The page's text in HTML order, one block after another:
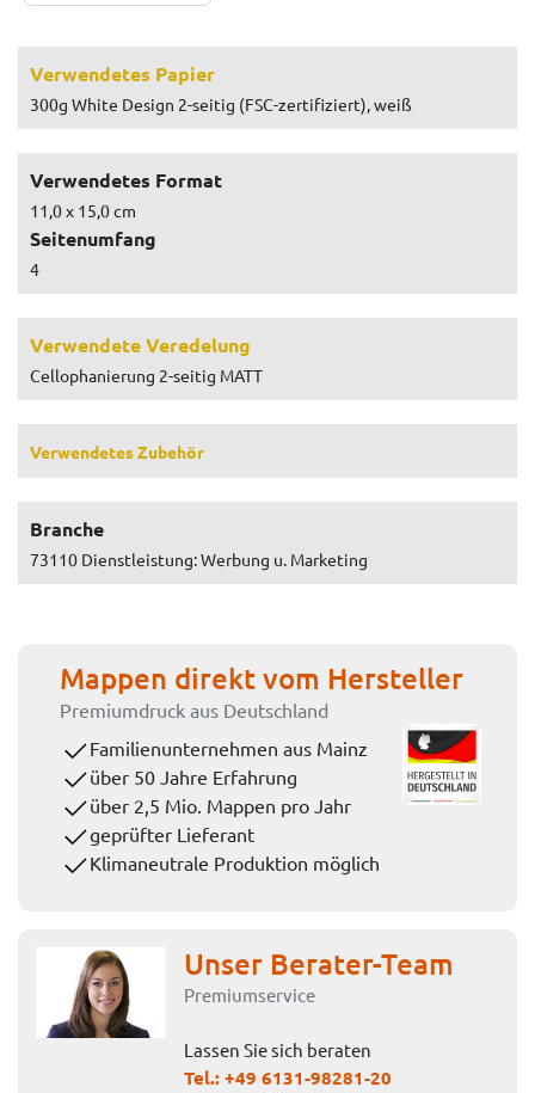
Verwendetes Papier
300g White Design 2-seitig (FSC-zertifiziert), weiß
Verwendetes Format
11,0 x 15,0 cm
Seitenumfang
4
Verwendete Veredelung
Cellophanierung 2-seitig MATT
Verwendetes Zubehör
Branche
73110 Dienstleistung: Werbung u. Marketing
Mappen direkt vom Hersteller
Premiumdruck aus Deutschland
Familienunternehmen aus Mainz
über 50 Jahre Erfahrung
über 2,5 Mio. Mappen pro Jahr
geprüfter Lieferant
Klimaneutrale Produktion möglich
Unser Berater-Team
Premiumservice
Lassen Sie sich beraten
Tel.:+49 6131-98281-20